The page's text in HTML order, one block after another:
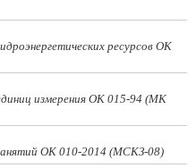
ресурсов ОК
измерения ОК 015-94 (МК
ОК 010-2014 (МСКЗ-08)